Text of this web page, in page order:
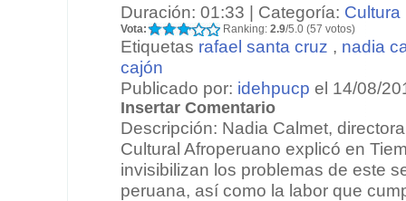
Duración: 01:33 | Categoría: Cultura
Vota: Ranking: 2.9/5.0 (57 votos)
Etiquetas rafael santa cruz , nadia
cajón
Publicado por: idehpucp el 14/08/
Insertar Comentario
Descripción: Nadia Calmet,
Cultural Afroperuano explicó en
invisibilizan los problemas de este
peruana, así como la labor que